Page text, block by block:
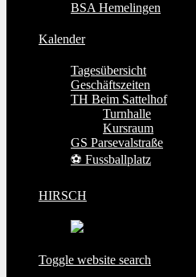
BSA Hemelingen
Kalender
Tagesübersicht
Geschäftszeiten
TH Beim Sattelhof
Turnhalle
Kursraum
GS Parsevalstraße
⚽ Fussballplatz
HIRSCH
Toggle website search